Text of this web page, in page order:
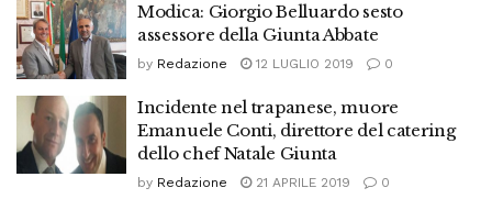
Modica: Giorgio Belluardo sesto
assessore della Giunta Abbate
by Redazione 12 LUGLIO 2019 0
Incidente nel trapanese, muore
Emanuele Conti, direttore del catering
dello chef Natale Giunta
by Redazione 21 APRILE 2019 0